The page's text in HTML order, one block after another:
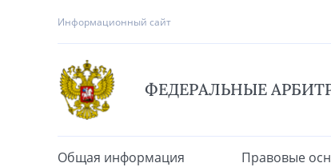
Информационный сайт
ФЕДЕРАЛЬНЫЕ
Общая информация Правовые